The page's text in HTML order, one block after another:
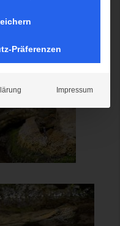
Präferenzen
Impressum